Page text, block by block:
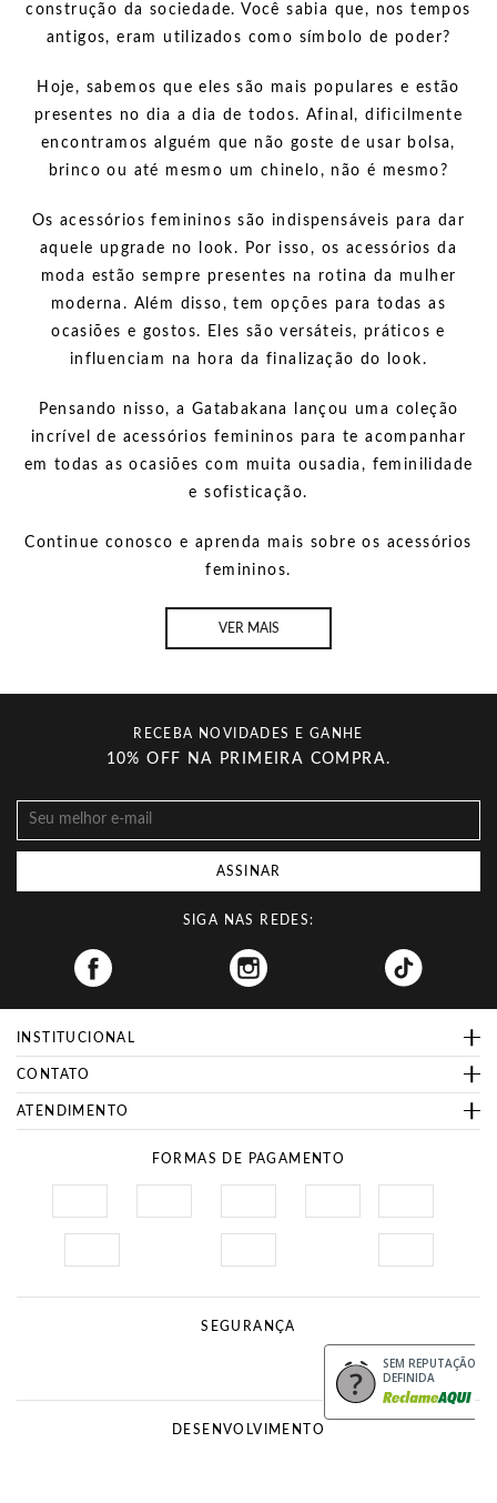
construção da sociedade. Você sabia que, nos tempos
antigos, eram utilizados como símbolo de poder?
Hoje, sabemos que eles são mais populares e estão
presentes no dia a dia de todos. Afinal, dificilmente
encontramos alguém que não goste de usar bolsa,
brinco ou até mesmo um chinelo, não é mesmo?
Os acessórios femininos são indispensáveis para dar
aquele upgrade no look. Por isso, os acessórios da
moda estão sempre presentes na rotina da mulher
moderna. Além disso, tem opções para todas as
ocasiões e gostos. Eles são versáteis, práticos e
influenciam na hora da finalização do look.
Pensando nisso, a Gatabakana lançou uma coleção
incrível de acessórios femininos para te acompanhar
em todas as ocasiões com muita ousadia, feminilidade
e sofisticação.
Continue conosco e aprenda mais sobre os acessórios
femininos.
VER MAIS
RECEBA NOVIDADES E GANHE
10% OFF NA PRIMEIRA COMPRA.
ASSINAR
SIGA NAS REDES:
Facebook
INSTITUCIONAL
CONTATO
ATENDIMENTO
FORMAS DE PAGAMENTO
SEGURANÇA
SEM REPUTAÇÃO
DEFINIDA
DESENVOLVIMENTO